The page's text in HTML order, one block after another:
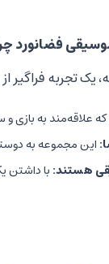
فضانورد
که علاقه‌مند به بازی
این مجموعه به
هستند: با داشتن
محصول مشاهده
خواهد